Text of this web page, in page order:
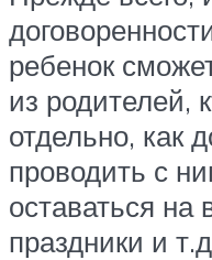
ребенок
из родителей,
отдельно, как
проводить с
оставаться на
праздники и